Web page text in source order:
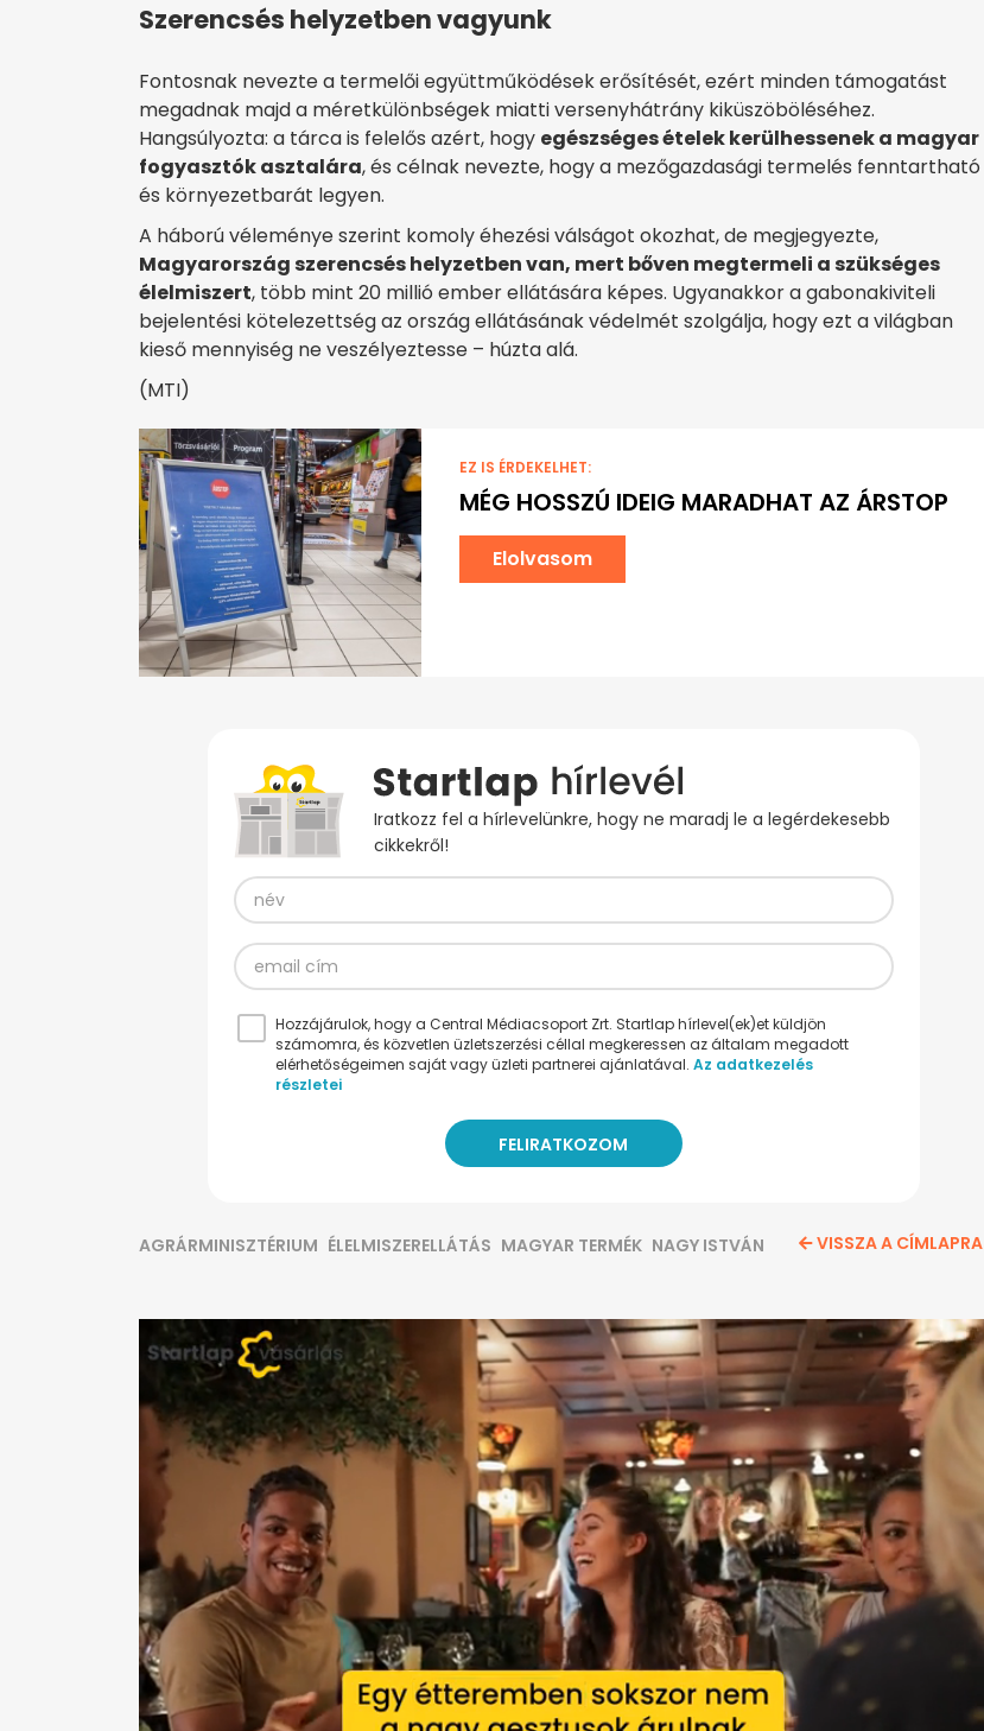
Szerencsés helyzetben vagyunk
Fontosnak nevezte a termelői együttműködések erősítését, ezért minden támogatást
megadnak majd a méretkülönbségek miatti versenyhátrány kiküszöböléséhez.
Hangsúlyozta: a tárca is felelős azért, hogy egészséges ételek kerülhessenek a magyar
fogyasztók asztalára, és célnak nevezte, hogy a mezőgazdasági termelés fenntartható
és környezetbarát legyen.
A háború véleménye szerint komoly éhezési válságot okozhat, de megjegyezte,
Magyarország szerencsés helyzetben van, mert bőven megtermeli a szükséges
élelmiszert, több mint 20 millió ember ellátására képes. Ugyanakkor a gabonakiviteli
bejelentési kötelezettség az ország ellátásának védelmét szolgálja, hogy ezt a világban
kieső mennyiség ne veszélyeztesse – húzta alá.
(MTI)
EZ IS ÉRDEKELHET:
MÉG HOSSZÚ IDEIG MARADHAT AZ ÁRSTOP
Elolvasom
Iratkozz fel a hírlevelünkre, hogy ne maradj le a legérdekesebb
cikkekről!
Hozzájárulok, hogy a Central Médiacsoport Zrt. Startlap hírlevel(ek)et küldjön
számomra, és közvetlen üzletszerzési céllal megkeressen az általam megadott
elérhetőségeimen saját vagy üzleti partnerei ajánlatával. Az adatkezelés
részletei
AGRÁRMINISZTÉRIUM ÉLELMISZERELLÁTÁS MAGYAR TERMÉK NAGY ISTVÁN VISSZA A CÍMLAPRA